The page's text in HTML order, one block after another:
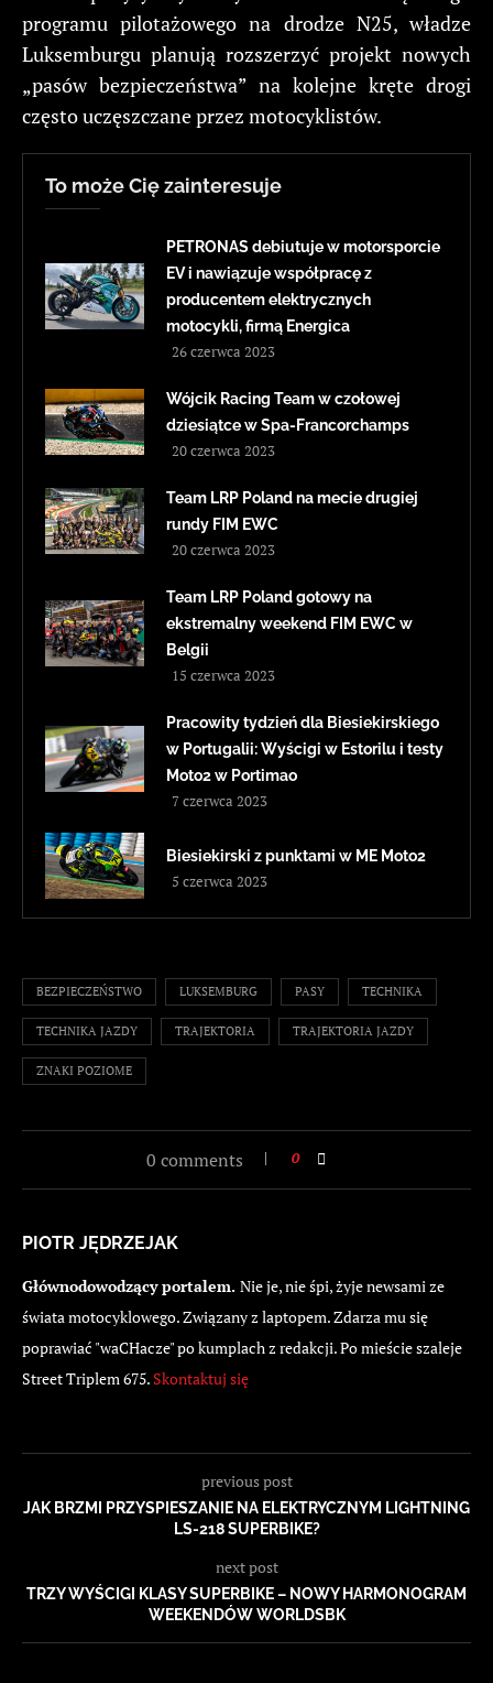
programu pilotażowego na drodze N25, władze
Luksemburgu planują rozszerzyć projekt nowych
„pasów bezpieczeństwa” na kolejne kręte drogi
często uczęszczane przez motocyklistów.
To może Cię zainteresuje
PETRONAS debiutuje w motorsporcie
EV i nawiązuje współpracę z
producentem elektrycznych
motocykli, firmą Energica
26 czerwca 2023
Wójcik Racing Team w czołowej
dziesiątce w Spa-Francorchamps
20 czerwca 2023
Team LRP Poland na mecie drugiej
rundy FIM EWC
20 czerwca 2023
Team LRP Poland gotowy na
ekstremalny weekend FIM EWC w
Belgii
15 czerwca 2023
Pracowity tydzień dla Biesiekirskiego
w Portugalii: Wyścigi w Estorilu i testy
Moto2 w Portimao
7 czerwca 2023
Biesiekirski z punktami w ME Moto2
5 czerwca 2023
BEZPIECZEŃSTWO LUKSEMBURG PASY TECHNIKA
TECHNIKA JAZDY TRAJEKTORIA TRAJEKTORIA JAZDY
ZNAKI POZIOME
0 comments 0
PIOTR JĘDRZEJAK
Głównodowodzący portalem. Nie je, nie śpi, żyje newsami ze
świata motocyklowego. Związany z laptopem. Zdarza mu się
poprawiać "waCHacze" po kumplach z redakcji. Po mieście szaleje
Street Triplem 675. Skontaktuj się
previous post
JAK BRZMI PRZYSPIESZANIE NA ELEKTRYCZNYM LIGHTNING
LS-218 SUPERBIKE?
next post
TRZY WYŚCIGI KLASY SUPERBIKE – NOWY HARMONOGRAM
WEEKENDÓW WORLDSBK